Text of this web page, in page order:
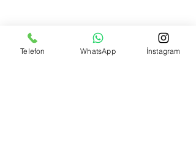
Telefon WhatsApp İnstagram